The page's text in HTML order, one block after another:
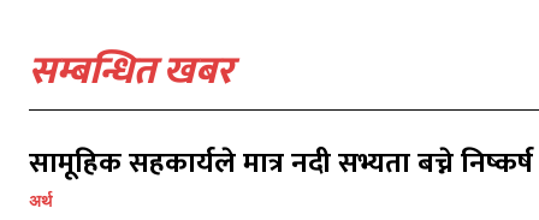
सम्बन्धित खबर
सामूहिक सहकार्यले मात्र नदी सभ्यता बच्ने निष्कर्ष
अर्थ